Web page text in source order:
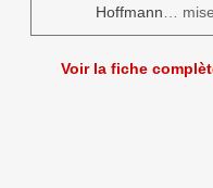
Hoffmann …
Voir la fiche